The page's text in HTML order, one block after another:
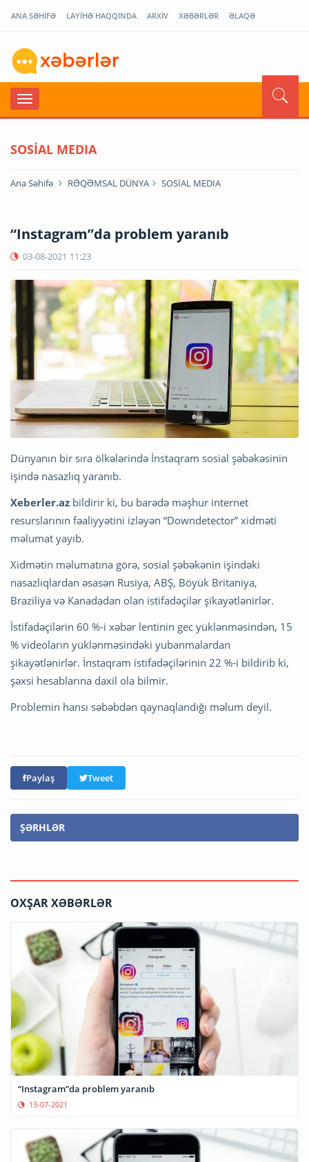
ANA SƏHİFƏ LAYİHƏ HAQQINDA ARXİV XƏBƏRLƏR ƏLAQƏ
SOSİAL MEDIA
Ana Səhifə RƏQƏMSAL DÜNYA SOSİAL MEDIA
“Instagram”da problem yaranıb
03-08-2021 11:23
Dünyanın bir sıra ölkələrində İnstaqram sosial şəbəkəsinin
işində nasazlıq yaranıb.
Xeberler.az bildirir ki, bu barədə məşhur internet
resurslarının fəaliyyətini izləyən “Downdetector” xidməti
məlumat yayıb.
Xidmətin məlumatına görə, sosial şəbəkənin işindəki
nasazlıqlardan əsasən Rusiya, ABŞ, Böyük Britaniya,
Braziliya və Kanadadan olan istifadəçilər şikayətlənirlər.
İstifadəçilərin 60 %-i xəbər lentinin gec yüklənməsindən, 15
% videoların yüklənməsindəki yubanmalardan
şikayətlənirlər. İnstaqram istifadəçilərinin 22 %-i bildirib ki,
şəxsi hesablarına daxil ola bilmir.
Problemin hansı səbəbdən qaynaqlandığı məlum deyil.
Paylaş Tweet
ŞƏRHLƏR
OXŞAR XƏBƏRLƏR
“Instagram”da problem yaranıb
13-07-2021